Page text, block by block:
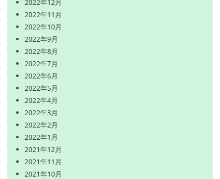
2022年12月
2022年11月
2022年10月
2022年9月
2022年8月
2022年7月
2022年6月
2022年5月
2022年4月
2022年3月
2022年2月
2022年1月
2021年12月
2021年11月
2021年10月